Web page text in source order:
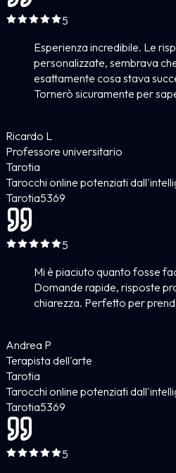
5
Esperienza incredibile. Le
personalizzate, sembrava
esattamente cosa stava
Tornerò sicuramente per
Ricardo L
Professore universitario
Tarotia
Tarocchi online potenziati
Tarotia5369
5
Mi è piaciuto quanto fosse
Domande rapide, risposte
chiarezza. Perfetto per
Andrea P
Terapista dell'arte
Tarotia
Tarocchi online potenziati
Tarotia5369
5